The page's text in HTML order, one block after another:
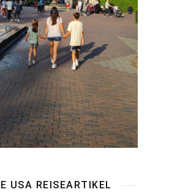
USA REISEARTIKEL